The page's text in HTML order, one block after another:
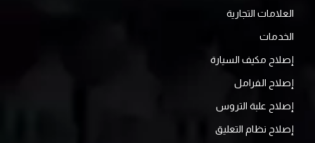
العلامات التجارية
الخدمات
إصلاح مكيف السيارة
إصلاح الفرامل
إصلاح علبة التروس
إصلاح نظام التعليق